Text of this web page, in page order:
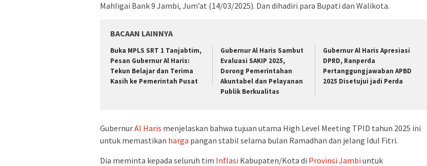
Mahligai Bank 9 Jambi, Jum’at (14/03/2025). Dan dihadiri para Bupati dan Walikota.
BACAAN LAINNYA
Buka MPLS SRT 1 Tanjabtim,
Pesan Gubernur Al Haris:
Tekun Belajar dan Terima
Kasih ke Pemerintah Pusat
Gubernur Al Haris Sambut
Evaluasi SAKIP 2025,
Dorong Pemerintahan
Akuntabel dan Pelayanan
Publik Berkualitas
Gubernur Al Haris Apresiasi
DPRD, Ranperda
Pertanggungjawaban APBD
2025 Disetujui jadi Perda
GubernurAl Haris menjelaskan bahwa tujuan utama High Level Meeting TPID tahun 2025 ini
untuk memastikan harga pangan stabil selama bulan Ramadhan dan jelang Idul Fitri.
Dia meminta kepada seluruh tim Inflasi Kabupaten/Kota di Provinsi Jambi untuk